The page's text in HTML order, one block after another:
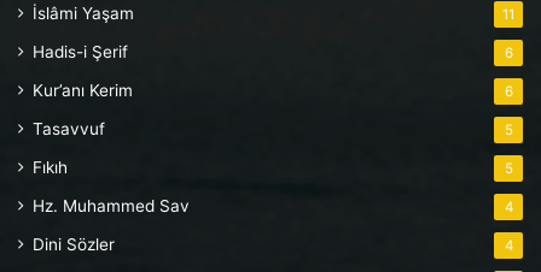
İslâmi Yaşam 11
Hadis-i Şerif 6
Kur’anı Kerim 6
Tasavvuf 5
Fıkıh 5
Hz. Muhammed Sav 4
Dini Sözler 4